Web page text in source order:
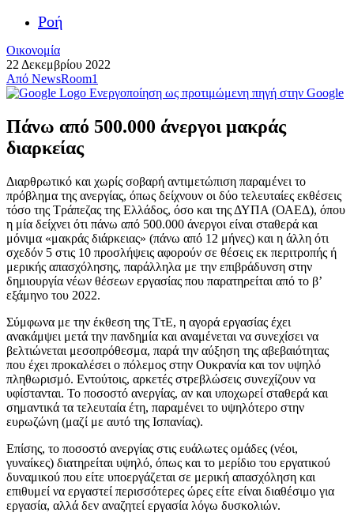
Ροή
Οικονομία
22 Δεκεμβρίου 2022
Από NewsRoom1
Ενεργοποίηση ως προτιμώμενη πηγή στην Google
Πάνω από 500.000 άνεργοι μακράς
διαρκείας
Διαρθρωτικό και χωρίς σοβαρή αντιμετώπιση παραμένει το
πρόβλημα της ανεργίας, όπως δείχνουν οι δύο τελευταίες εκθέσεις
τόσο της Τράπεζας της Ελλάδος, όσο και της ΔΥΠΑ (ΟΑΕΔ), όπου
η μία δείχνει ότι πάνω από 500.000 άνεργοι είναι σταθερά και
μόνιμα «μακράς διάρκειας» (πάνω από 12 μήνες) και η άλλη ότι
σχεδόν 5 στις 10 προσλήψεις αφορούν σε θέσεις εκ περιτροπής ή
μερικής απασχόλησης, παράλληλα με την επιβράδυνση στην
δημιουργία νέων θέσεων εργασίας που παρατηρείται από το β’
εξάμηνο του 2022.
Σύμφωνα με την έκθεση της ΤτΕ, η αγορά εργασίας έχει
ανακάμψει μετά την πανδημία και αναμένεται να συνεχίσει να
βελτιώνεται μεσοπρόθεσμα, παρά την αύξηση της αβεβαιότητας
που έχει προκαλέσει ο πόλεμος στην Ουκρανία και τον υψηλό
πληθωρισμό. Εντούτοις, αρκετές στρεβλώσεις συνεχίζουν να
υφίστανται. Το ποσοστό ανεργίας, αν και υποχωρεί σταθερά και
σημαντικά τα τελευταία έτη, παραμένει το υψηλότερο στην
ευρωζώνη (μαζί με αυτό της Ισπανίας).
Επίσης, το ποσοστό ανεργίας στις ευάλωτες ομάδες (νέοι,
γυναίκες) διατηρείται υψηλό, όπως και το μερίδιο του εργατικού
δυναμικού που είτε υποεργάζεται σε μερική απασχόληση και
επιθυμεί να εργαστεί περισσότερες ώρες είτε είναι διαθέσιμο για
εργασία, αλλά δεν αναζητεί εργασία λόγω δυσκολιών.